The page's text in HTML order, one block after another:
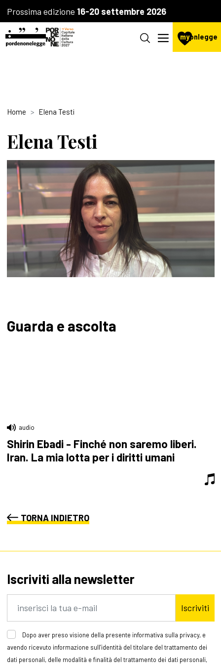
Prossima edizione 16-20 settembre 2026
mypnlegge
Home Elena Testi
Elena Testi
Guarda e ascolta
audio
Shirin Ebadi - Finché non saremo liberi.
Iran. La mia lotta per i diritti umani
TORNA INDIETRO
Iscriviti alla newsletter
Iscriviti
Dopo aver preso visione della presente informativa sulla privacy, e
avendo ricevuto informazione sull’identità del titolare del trattamento dei
dati personali, delle modalità e finalità del trattamento dei dati personali,